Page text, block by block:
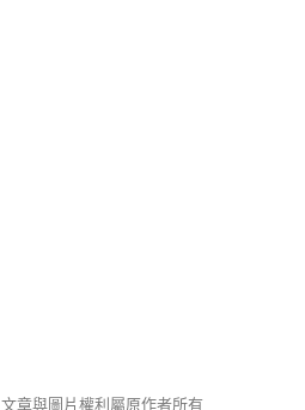
文章與圖片權利屬原作者所有